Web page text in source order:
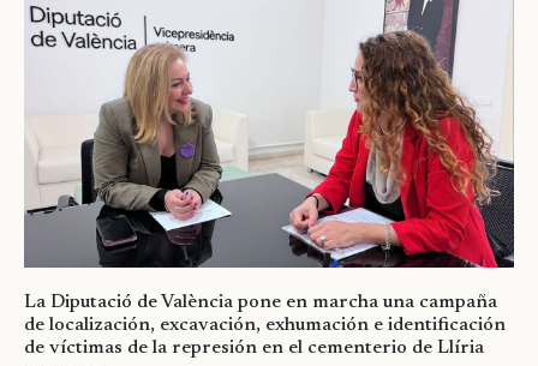
La Diputació de València pone en marcha una campaña
de localización, excavación, exhumación e identificación
de víctimas de la represión en el cementerio de Llíria